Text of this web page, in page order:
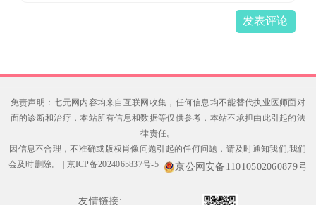
发表评论
免责声明：七元网内容均来自互联网收集，任何信息均不能替代执业医师面对
面的诊断和治疗，本站所有信息和数据等仅供参考，本站不承担由此引起的法
律责任。
因信息不合理，不准确或版权肖像问题引起的任何问题，请及时通知我们,我们
会及时删除。
京ICP备2024065837号-5 京公网安备11010502060879号
友情链接: